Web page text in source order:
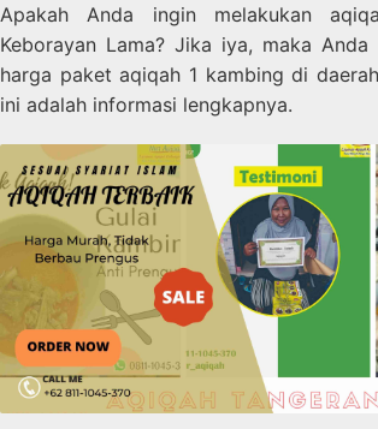
Apakah Anda ingin melakukan
Keborayan Lama? Jika iya, maka Anda
harga paket aqiqah 1 kambing di
ini adalah informasi lengkapnya.